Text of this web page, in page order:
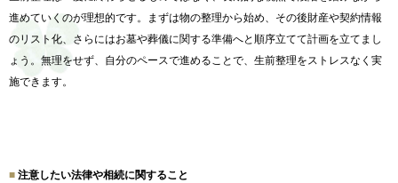
進めていくのが理想的です。まずは物の整理から始め、 その後財産や契約情報
のリスト化、 さらにはお墓や葬儀に関する準備へと順序立てて計画を立てまし
ょ う。無理をせず、自分のペースで進めることで、 生前整理をストレスなく実
施できます。
注意したい法律や相続に関すること